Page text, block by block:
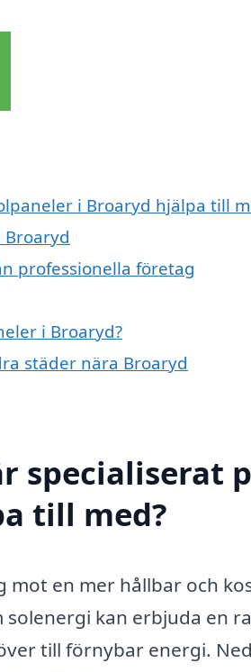
i Broaryd hjälpa till
professionella företag
i Broaryd?
städer nära Broaryd
specialiserat
till med?
en mer hållbar och
kan erbjuda en
till förnybar energi.